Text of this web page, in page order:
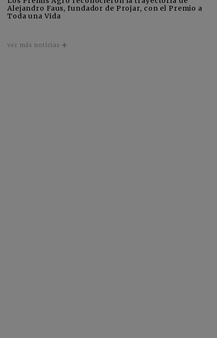
Alejandro Faus, fundador de Projar, con el Premio a
Toda una Vida
ver más noticias